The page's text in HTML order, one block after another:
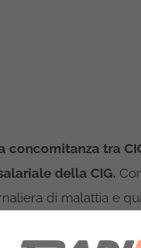
concomitanza tra
della CIG.
di malattia e